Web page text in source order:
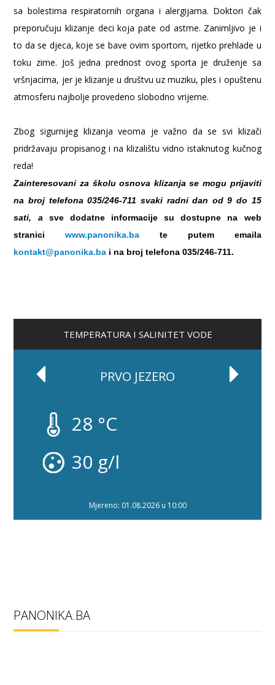
sa bolestima respiratornih organa i alergijama. Doktori čak
preporučuju klizanje deci koja pate od astme. Zanimljivo je i
to da se djeca, koje se bave ovim sportom, rijetko prehlade u
toku zime. Još jedna prednost ovog sporta je druženje sa
vršnjacima, jer je klizanje u društvu uz muziku, ples i opuštenu
atmosferu najbolje provedeno slobodno vrijeme.
Zbog sigurnijeg klizanja veoma je važno da se svi klizači
pridržavaju propisanog i na klizalištu vidno istaknutog kučnog
reda!
Zainteresovani za školu osnova klizanja se mogu prijaviti
na broj telefona 035/246-711 svaki radni dan od 9 do 15
sati, a sve dodatne informacije su dostupne na web
straniciwww.panonika.ba te putem emaila
kontakt@panonika.ba i na broj telefona 035/246-711.
TEMPERATURA I SALINITET VODE
PRVO JEZERO
28 °C
30 g/l
Mjereno: 01.08.2026 u 10:00
PANONIKA.BA